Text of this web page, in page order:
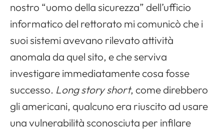
nostro “uomo della sicurezza” dell’ufficio
informatico del rettorato mi comunicò che i
suoi sistemi avevano rilevato attività
anomala da quel sito, e che serviva
investigare immediatamente cosa fosse
successo. Long story short, come direbbero
gli americani, qualcuno era riuscito ad usare
una vulnerabilità sconosciuta per infilare